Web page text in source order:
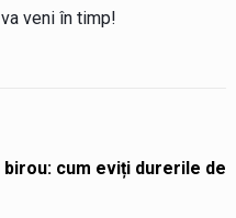
veni în timp!
cum eviți durerile de